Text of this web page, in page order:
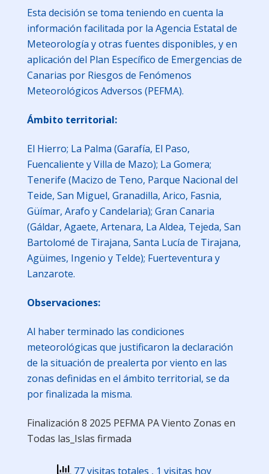
Esta decisión se toma teniendo en cuenta la
información facilitada por la Agencia Estatal de
Meteorología y otras fuentes disponibles, y en
aplicación del Plan Específico de Emergencias de
Canarias por Riesgos de Fenómenos
Meteorológicos Adversos (PEFMA).
Ámbito territorial:
El Hierro; La Palma (Garafía, El Paso,
Fuencaliente y Villa de Mazo); La Gomera;
Tenerife (Macizo de Teno, Parque Nacional del
Teide, San Miguel, Granadilla, Arico, Fasnia,
Güímar, Arafo y Candelaria); Gran Canaria
(Gáldar, Agaete, Artenara, La Aldea, Tejeda, San
Bartolomé de Tirajana, Santa Lucía de Tirajana,
Agüimes, Ingenio y Telde); Fuerteventura y
Lanzarote.
Observaciones:
Al haber terminado las condiciones
meteorológicas que justificaron la declaración
de la situación de prealerta por viento en las
zonas definidas en el ámbito territorial, se da
por finalizada la misma.
Finalización 8 2025 PEFMA PA Viento Zonas en
Todas las_Islas firmada
77 visitas totales , 1 visitas hoy